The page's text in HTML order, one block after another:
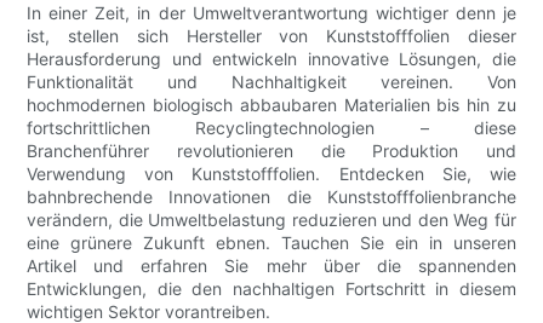
In einer Zeit, in der Umweltverantwortung wichtiger denn je
ist, stellen sich Hersteller von Kunststofffolien dieser
Herausforderung und entwickeln innovative Lösungen, die
Funktionalität und Nachhaltigkeit vereinen. Von
hochmodernen biologisch abbaubaren Materialien bis hin zu
fortschrittlichen Recyclingtechnologien – diese
Branchenführer revolutionieren die Produktion und
Verwendung von Kunststofffolien. Entdecken Sie, wie
bahnbrechende Innovationen die Kunststofffolienbranche
verändern, die Umweltbelastung reduzieren und den Weg für
eine grünere Zukunft ebnen. Tauchen Sie ein in unseren
Artikel und erfahren Sie mehr über die spannenden
Entwicklungen, die den nachhaltigen Fortschritt in diesem
wichtigen Sektor vorantreiben.